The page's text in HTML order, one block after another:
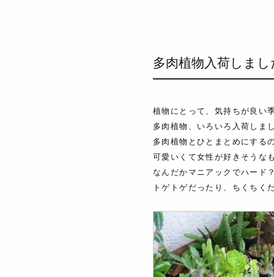
多肉植物入荷しまし
植物にとって、気持ちが良い
多肉植物、いろいろ入荷しま
多肉植物とひとまとめにする
可愛いくて女性が好きそうな
なんだかマニアックでハード
トゲトゲだったり、ちくちく